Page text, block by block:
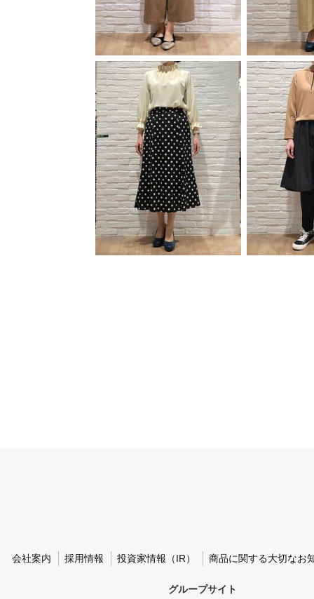
会社案内 採用情報 投資家情報（IR） 商品に関する大切なお
グループサイト